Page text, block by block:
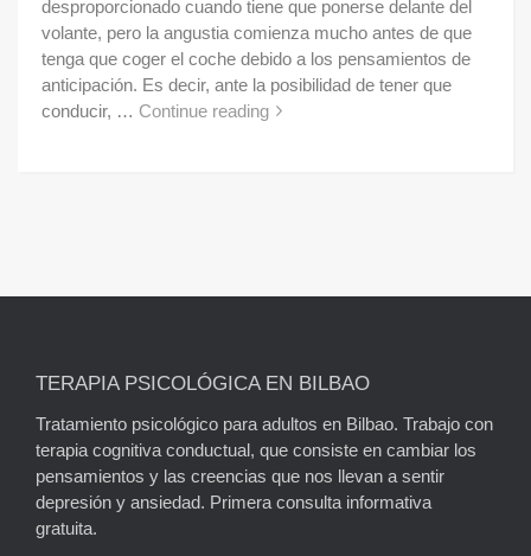
desproporcionado cuando tiene que ponerse delante del
volante, pero la angustia comienza mucho antes de que
tenga que coger el coche debido a los pensamientos de
anticipación. Es decir, ante la posibilidad de tener que
conducir, … Continue reading
TERAPIA PSICOLÓGICA EN BILBAO
Tratamiento psicológico para adultos en Bilbao. Trabajo con
terapia cognitiva conductual, que consiste en cambiar los
pensamientos y las creencias que nos llevan a sentir
depresión y ansiedad. Primera consulta informativa
gratuita.